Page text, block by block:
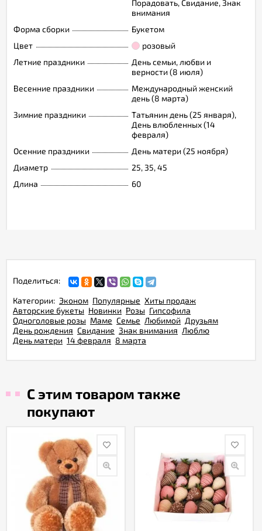
Порадовать, Свидание, Знак
внимания
Форма сборки
Букетом
Цвет
розовый
Летние праздники
День семьи, любви и
верности (8 июля)
Весенние праздники
Международный женский
день (8 марта)
Зимние праздники
Татьянин день (25 января),
День влюбленных (14
февраля)
Осенние праздники
День матери (25 ноября)
Диаметр
25, 35, 45
Длина
60
Поделиться:
Категории: Эконом Популярные Хиты продаж
Авторские букеты Новинки Розы Гипсофила
Одноголовые розы Маме Семье Любимой Друзьям
День рождения Свидание Знак внимания Люблю
День матери 14 февраля 8 марта
С этим товаром также
покупают